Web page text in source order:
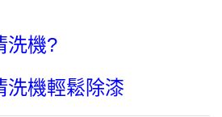
洗機?
洗機輕鬆除漆